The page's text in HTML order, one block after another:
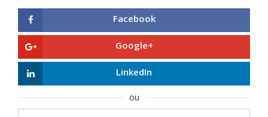
Facebook
Google+
LinkedIn
ou